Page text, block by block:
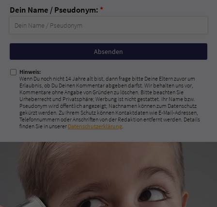
Dein Name / Pseudonym: *
Nicht
ausfüllen!
Hinweis:
Wenn Du noch nicht 14 Jahre alt bist, dann frage bitte Deine Eltern zuvor um
Erlaubnis, ob Du Deinen Kommentar abgeben darfst. Wir behalten uns vor,
Kommentare ohne Angabe von Gründen zu löschen. Bitte beachten Sie
Urheberrecht und Privatsphäre; Werbung ist nicht gestattet. Ihr Name bzw.
Pseudonym wird öffentlich angezeigt; Nachnamen können zum Datenschutz
gekürzt werden. Zu Ihrem Schutz können Kontaktdaten wie E-Mail-Adressen,
Telefonnummern oder Anschriften von der Redaktion entfernt werden. Details
finden Sie in unserer Datenschutzerklärung.